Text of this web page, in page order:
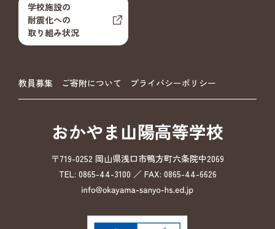
学校施設の
耐震化への
取り組み状況
教員募集 ご寄附について プライバシーポリシー
おかやま山陽高等学校
〒719-0252 岡山県浅口市鴨方町六条院中2069
TEL: 0865-44-3100 ／ FAX: 0865-44-6626